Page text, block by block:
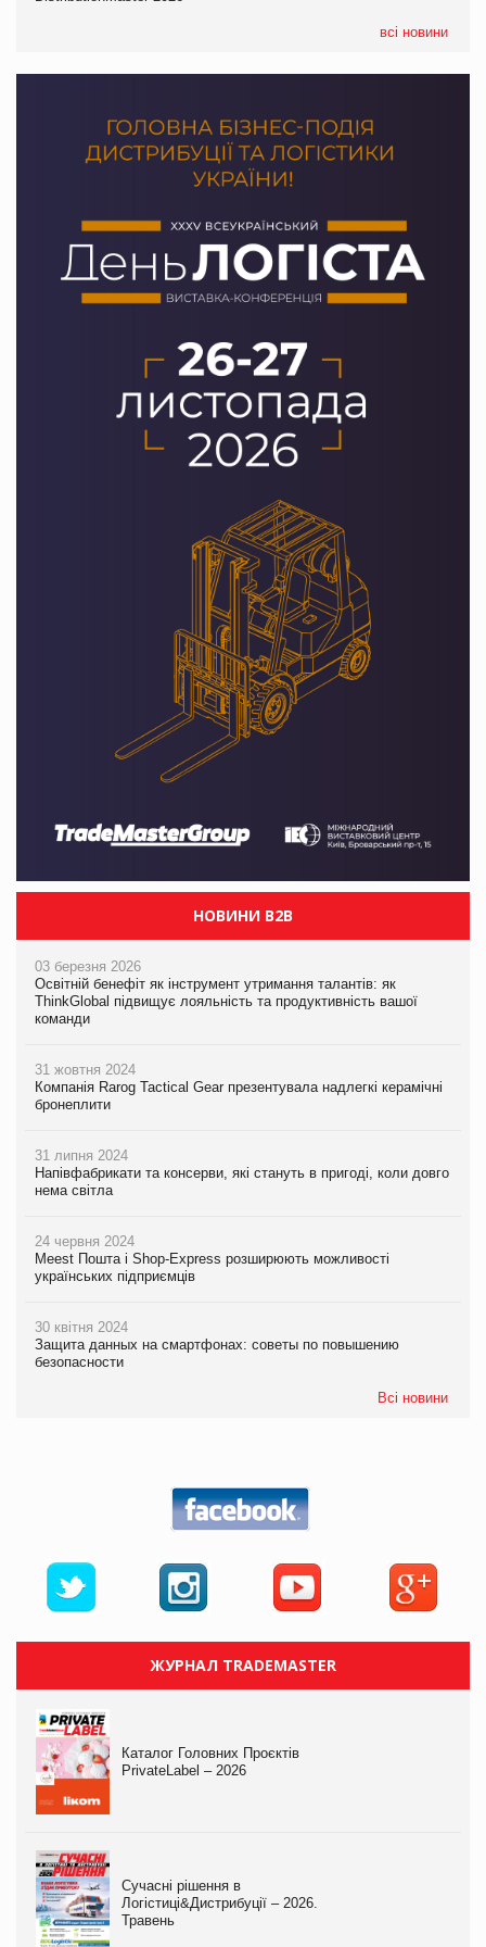
всі новини
НОВИНИ B2B
03 березня 2026
Освітній бенефіт як інструмент утримання талантів: як
ThinkGlobal підвищує лояльність та продуктивність вашої
команди
31 жовтня 2024
Компанія Rarog Tactical Gear презентувала надлегкі керамічні
бронеплити
31 липня 2024
Напівфабрикати та консерви, які стануть в пригоді, коли довго
нема світла
24 червня 2024
Meest Пошта і Shop-Express розширюють можливості
українських підприємців
30 квітня 2024
Защита данных на смартфонах: советы по повышению
безопасности
Всі новини
ЖУРНАЛ TRADEMASTER
Каталог Головних Проєктів
PrivateLabel – 2026
Сучасні рішення в
Логістиці&Дистрибуції – 2026.
Травень